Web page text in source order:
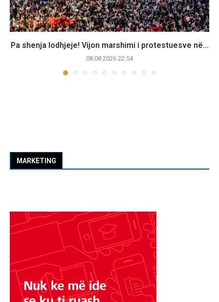
Pa shenja lodhjeje! Vijon marshimi i protestuesve në...
08.08.2026 22:54
MARKETING